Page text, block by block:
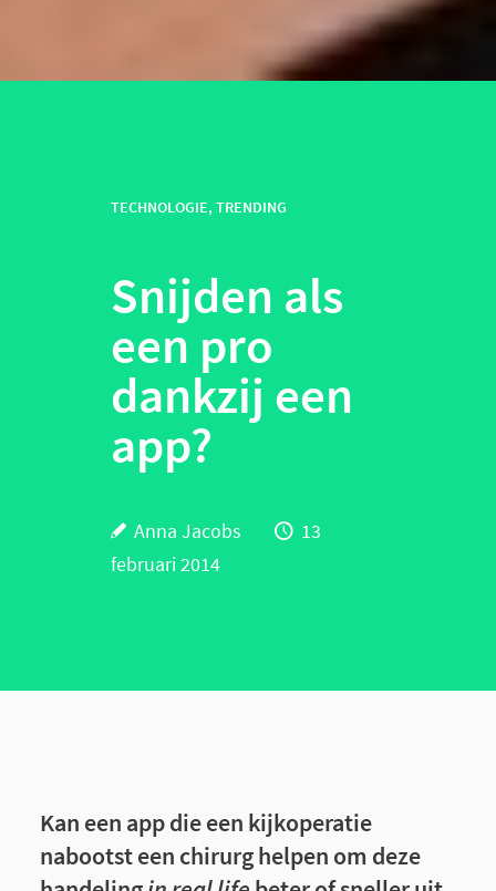
TECHNOLOGIE,TRENDING
Snijden als
een pro
dankzij een
app?
Anna Jacobs
13
februari 2014
Kan een app die een kijkoperatie
nabootst een chirurg helpen om deze